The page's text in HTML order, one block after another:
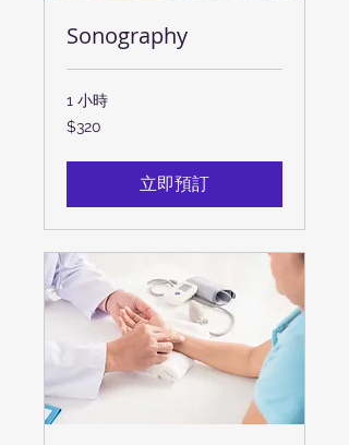
Sonography
1 小時
320
新
幣
$320
立即預訂